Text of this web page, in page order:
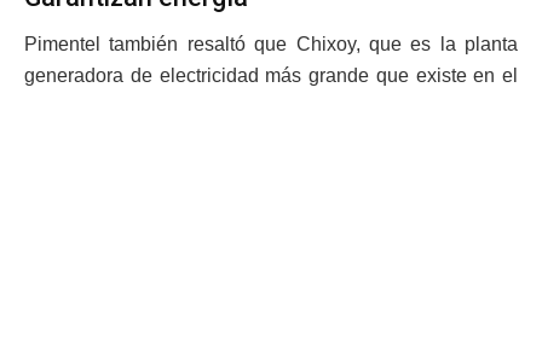
Pimentel también resaltó que Chixoy, que es la planta
generadora de electricidad más grande que existe en el